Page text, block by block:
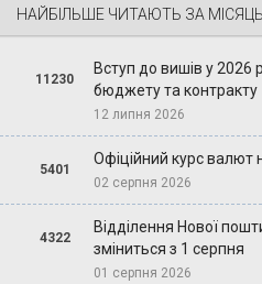
НАЙБІЛЬШЕ ЧИТАЮТЬ ЗА МІСЯЦЬ
11230
Вступ до вишів у 2026
бюджету та контракту
12 липня 2026
5401
Офіційний курс валют
02 серпня 2026
4322
Відділення Нової
зміниться з 1 серпня
01 серпня 2026